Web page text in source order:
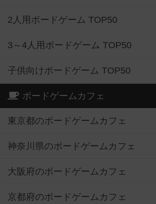
2人用ボードゲーム TOP50
3～4人用ボードゲーム TOP50
子供向けボードゲーム TOP50
ボードゲームカフェ
東京都のボードゲームカフェ
神奈川県のボードゲームカフェ
大阪府のボードゲームカフェ
京都府のボードゲームカフェ